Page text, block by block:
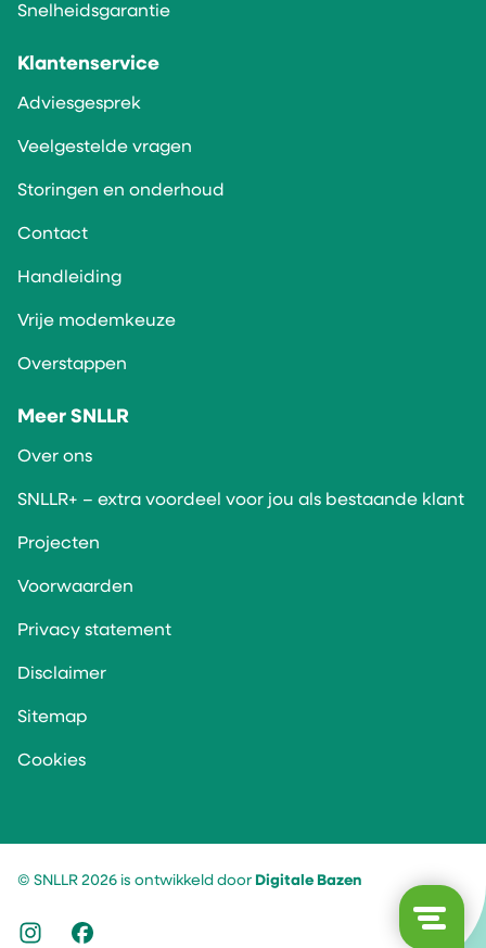
Snelheidsgarantie
Klantenservice
Adviesgesprek
Veelgestelde vragen
Storingen en onderhoud
Contact
Handleiding
Vrije modemkeuze
Overstappen
Meer SNLLR
Over ons
SNLLR+ – extra voordeel voor jou als bestaande klant
Projecten
Voorwaarden
Privacy statement
Disclaimer
Sitemap
Cookies
© SNLLR 2026 is ontwikkeld door Digitale Bazen